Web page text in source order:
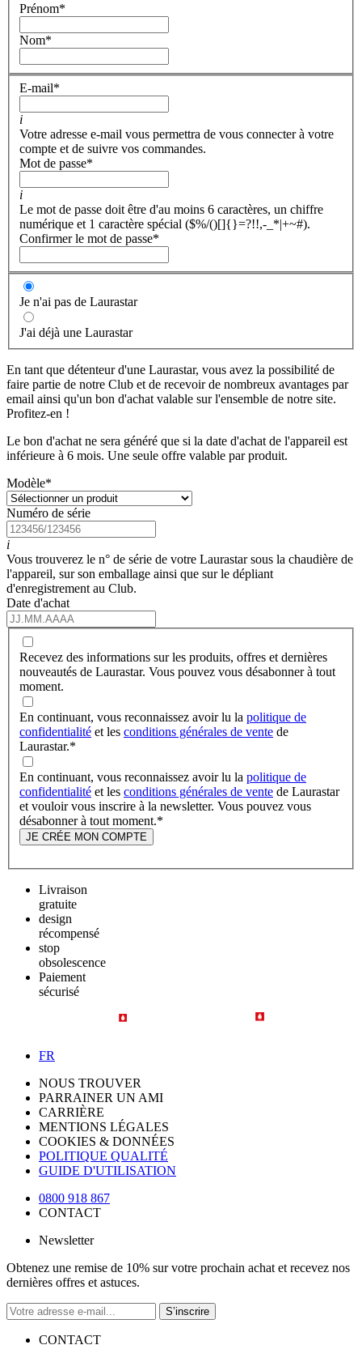
Prénom*
Nom*
E-mail*
i
Votre adresse e-mail vous permettra de vous connecter à votre
compte et de suivre vos commandes.
Mot de passe*
i
Le mot de passe doit être d'au moins 6 caractères, un chiffre
numérique et 1 caractère spécial ($%/()[]{}=?!!,-_*|+~#).
Confirmer le mot de passe*
Je n'ai pas de Laurastar
J'ai déjà une Laurastar
En tant que détenteur d'une Laurastar, vous avez la possibilité de
faire partie de notre Club et de recevoir de nombreux avantages par
email ainsi qu'un bon d'achat valable sur l'ensemble de notre site.
Profitez-en !
Le bon d'achat ne sera généré que si la date d'achat de l'appareil est
inférieure à 6 mois. Une seule offre valable par produit.
Modèle*
Numéro de série
i
Vous trouverez le n° de série de votre Laurastar sous la chaudière de
l'appareil, sur son emballage ainsi que sur le dépliant
d'enregistrement au Club.
Date d'achat
Recevez des informations sur les produits, offres et dernières
nouveautés de Laurastar. Vous pouvez vous désabonner à tout
moment.
En continuant, vous reconnaissez avoir lu la politique de
confidentialité et les conditions générales de vente de
Laurastar.*
En continuant, vous reconnaissez avoir lu la politique de
confidentialité et les conditions générales de vente de Laurastar
et vouloir vous inscrire à la newsletter. Vous pouvez vous
désabonner à tout moment.*
JE CRÉE MON COMPTE
Livraison
gratuite
design
récompensé
stop
obsolescence
Paiement
sécurisé
FR
NOUS TROUVER
PARRAINER UN AMI
CARRIÈRE
MENTIONS LÉGALES
COOKIES & DONNÉES
POLITIQUE QUALITÉ
GUIDE D'UTILISATION
0800 918 867
CONTACT
Newsletter
Obtenez une remise de 10% sur votre prochain achat et recevez nos
dernières offres et astuces.
S’inscrire
CONTACT